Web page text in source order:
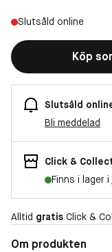
Slutsåld online
Köp
Slutsåld
Bli meddelad
Click &
Finns i lager i
Alltid gratis Click &
Om produkten